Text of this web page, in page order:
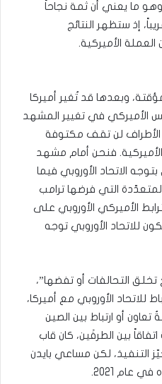
وهو ما يعني أن ثمة نجاحاً
إذ ستظهر النتائج
الأميركية.
وبعدها قد تُغير أميركا
الأميركي في تغيير المشهد
الأطراف لن تقف مكتوفة
الأميركية. فنحن أمام مشهد
الاتحاد الأوروبي فيما
التي فرضها ترامب
الأميركي الأوروبي على
للاتحاد الأوروبي توجه
تخلق التحالفات أو تفضها”،
للاتحاد الأوروبي مع أميركا،
أو ارتباط بين الصين
بين الطرفَين، كان قاب
التنفيذ، لكن مساعي بايدن
عام 2021.